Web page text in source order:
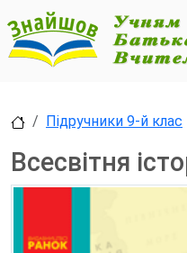
Підручники 9-й клас
Всесвітня